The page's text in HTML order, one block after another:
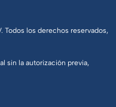
Todos los derechos reservados,
sin la autorización previa,